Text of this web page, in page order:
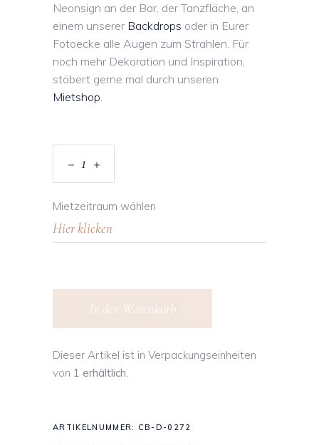
Neonsign an der Bar, der Tanzfläche, an
einem unserer Backdrops oder in Eurer
Fotoecke alle Augen zum Strahlen. Für
noch mehr Dekoration und Inspiration,
stöbert gerne mal durch unseren
Mietshop.
Mietzeitraum wählen
In den Warenkorb
Dieser Artikel ist in Verpackungseinheiten
von 1 erhältlich.
ARTIKELNUMMER: CB-D-0272